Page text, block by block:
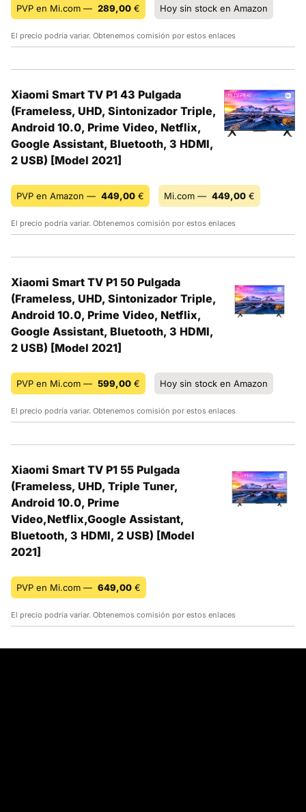
PVP en Mi.com — 289,00 € Hoy sin stock en Amazon
El precio podría variar. Obtenemos comisión por estos enlaces
Xiaomi Smart TV P1 43 Pulgada
(Frameless, UHD, Sintonizador Triple,
Android 10.0, Prime Video, Netflix,
Google Assistant, Bluetooth, 3 HDMI,
2 USB) [Model 2021]
PVP en Amazon — 449,00 € Mi.com — 449,00 €
El precio podría variar. Obtenemos comisión por estos enlaces
Xiaomi Smart TV P1 50 Pulgada
(Frameless, UHD, Sintonizador Triple,
Android 10.0, Prime Video, Netflix,
Google Assistant, Bluetooth, 3 HDMI,
2 USB) [Model 2021]
PVP en Mi.com — 599,00 € Hoy sin stock en Amazon
El precio podría variar. Obtenemos comisión por estos enlaces
Xiaomi Smart TV P1 55 Pulgada
(Frameless, UHD, Triple Tuner,
Android 10.0, Prime
Video,Netflix,Google Assistant,
Bluetooth, 3 HDMI, 2 USB) [Model
2021]
PVP en Mi.com — 649,00 €
El precio podría variar. Obtenemos comisión por estos enlaces